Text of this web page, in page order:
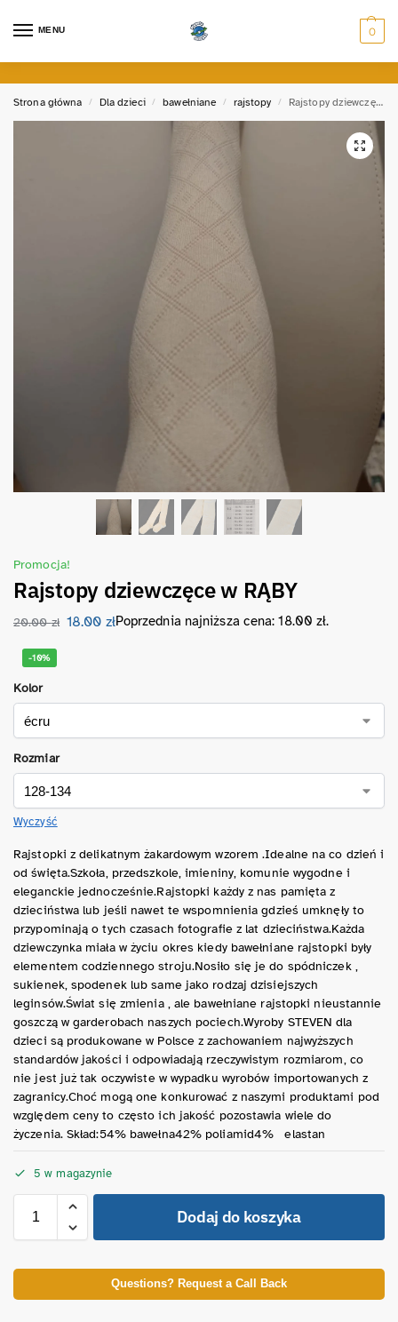
MENU 0
Strona główna / Dla dzieci / bawełniane / rajstopy / Rajstopy dziewczęce w RĄBY
Promocja!
Rajstopy dziewczęce w RĄBY
20.00zł 18.00 złPoprzednia najniższa cena:18.00zł.
-10%
Kolor
Rozmiar
Wyczyść
Rajstopki z delikatnym żakardowym wzorem .Idealne na co dzień i
od święta.Szkoła, przedszkole, imieniny, komunie wygodne i
eleganckie jednocześnie.Rajstopki każdy z nas pamięta z
dzieciństwa lub jeśli nawet te wspomnienia gdzieś umknęły to
przypominają o tych czasach fotografie z lat dzieciństwa.Każda
dziewczynka miała w życiu okres kiedy bawełniane rajstopki były
elementem codziennego stroju.Nosiło się je do spódniczek ,
sukienek, spodenek lub same jako rodzaj dzisiejszych
leginsów.Świat się zmienia , ale bawełniane rajstopki nieustannie
goszczą w garderobach naszych pociech.Wyroby STEVEN dla
dzieci są produkowane w Polsce z zachowaniem najwyższych
standardów jakości i odpowiadają rzeczywistym rozmiarom, co
nie jest już tak oczywiste w wypadku wyrobów importowanych z
zagranicy.Choć mogą one konkurować z naszymi produktami pod
względem ceny to często ich jakość pozostawia wiele do
życzenia. Skład:54% bawełna42% poliamid4% elastan
5 w magazynie
Dodaj do koszyka
Questions? Request a Call Back